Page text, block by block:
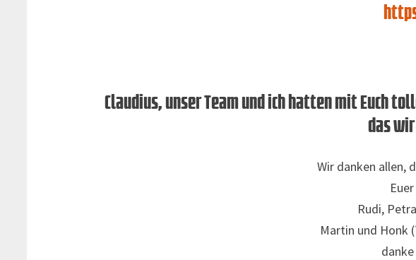
Claudius, unser Team und ich hatten mit Euch
das
Wir danken allen,
Rudi,
Martin und Honk